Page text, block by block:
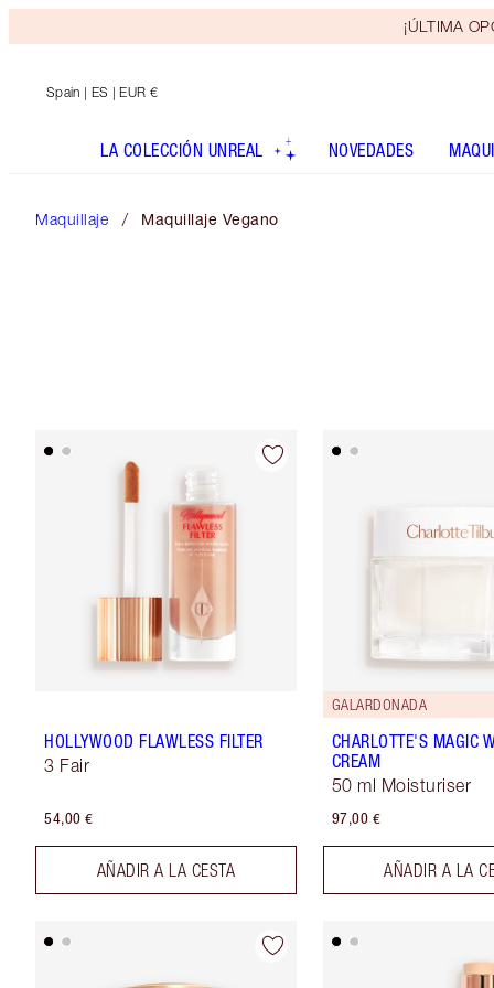
¡ÚLTIMA
Spain | ES | EUR €
LA COLECCIÓN UNREAL NOVEDADES
Maquillaje Maquillaje Vegano
HOLLYWOOD FLAWLESS FILTER
3 Fair
54,00 €
AÑADIR A LA CESTA
GALARDONADA
CHARLOTTE'S MAGIC
CREAM
50 ml Moisturiser
97,00 €
AÑADIR A LA